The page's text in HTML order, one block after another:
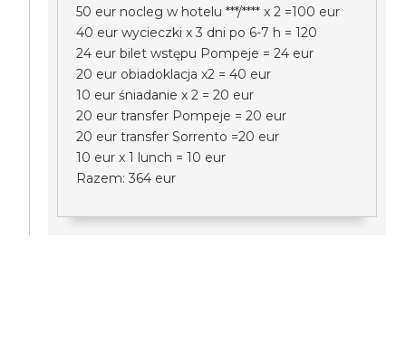
50 eur nocleg w hotelu ***/**** x 2 =100 eur
40 eur wycieczki x 3 dni po 6-7 h = 120
24 eur bilet wstępu Pompeje = 24 eur
20 eur obiadoklacja x2 = 40 eur
10 eur śniadanie x 2 = 20 eur
20 eur transfer Pompeje = 20 eur
20 eur transfer Sorrento =20 eur
10 eur x 1 lunch = 10 eur
Razem: 364 eur